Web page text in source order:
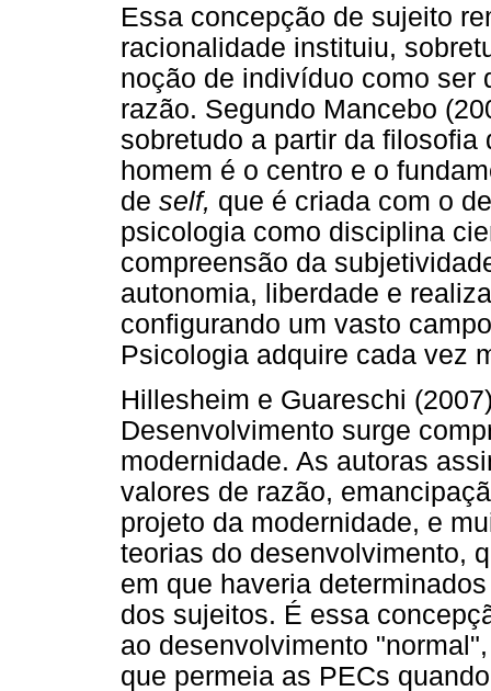
Essa concepção de sujeito
racionalidade instituiu,
noção de indivíduo como ser
razão. Segundo Mancebo
sobretudo a partir da
homem é o centro e o
de self, que é criada com o
psicologia como disciplina
compreensão da
autonomia, liberdade e
configurando um vasto
Psicologia adquire cada vez
Hillesheim e Guareschi
Desenvolvimento surge
modernidade. As autoras
valores de razão,
projeto da modernidade, e
teorias do desenvolvimento,
em que haveria
dos sujeitos. É essa
ao desenvolvimento
que permeia as PECs